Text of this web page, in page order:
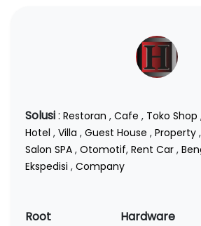
Solusi: Restoran , Cafe , Toko Shop
Hotel , Villa , Guest House , Property ,
Salon SPA , Otomotif, Rent Car ,
Ekspedisi , Company
Root Hardware